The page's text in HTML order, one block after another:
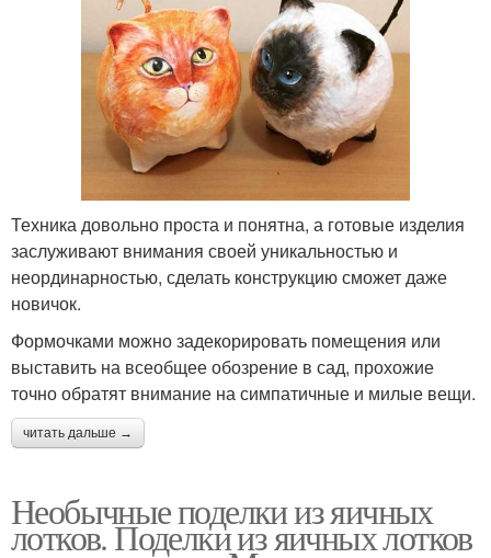
Техника довольно проста и понятна, а готовые изделия
заслуживают внимания своей уникальностью и
неординарностью, сделать конструкцию сможет даже
новичок.
Формочками можно задекорировать помещения или
выставить на всеобщее обозрение в сад, прохожие
точно обратят внимание на симпатичные и милые вещи.
читать дальше →
Необычные поделки из яичных
лотков. Поделки из яичных лотков